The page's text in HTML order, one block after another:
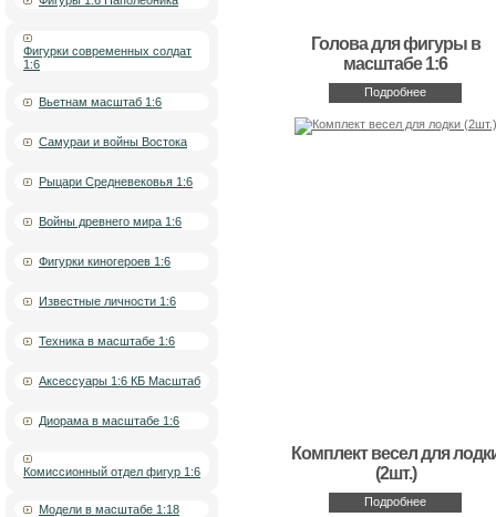
Фигурки современных солдат
1:6
Вьетнам масштаб 1:6
Самураи и войны Востока
Рыцари Средневековья 1:6
Войны древнего мира 1:6
Фигурки киногероев 1:6
Известные личности 1:6
Техника в масштабе 1:6
Аксессуары 1:6 КБ Масштаб
Диорама в масштабе 1:6
Комиссионный отдел фигур 1:6
Модели в масштабе 1:18
Голова для фигуры в
масштабе 1:6
Подробнее
Комплект весел для
(2шт.)
Подробнее